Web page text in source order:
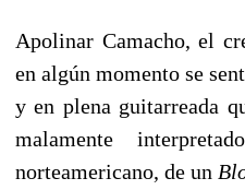
Apolinar Camacho, el
en algún momento se
y en plena guitarreada
malamente
norteamericano, de un